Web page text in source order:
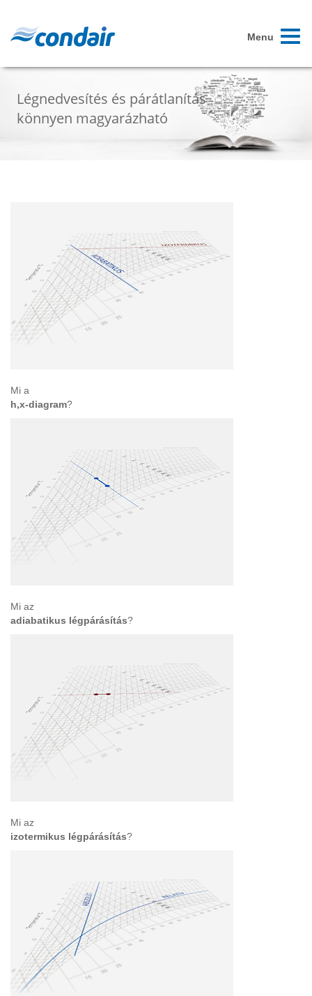
Toggle
Menu
Légnedvesítés és párátlanítás
könnyen magyarázható
Mi a
h,x-diagram?
Mi az
adiabatikus légpárásítás?
Mi az
izotermikus légpárásítás?